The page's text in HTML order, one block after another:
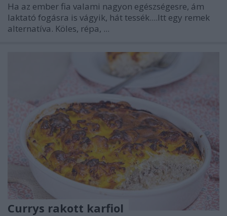
Ha az ember fia valami nagyon egészségesre, ám
laktató fogásra is vágyik, hát tessék....Itt egy remek
alternatíva. Köles, répa, ...
Currys rakott karfiol